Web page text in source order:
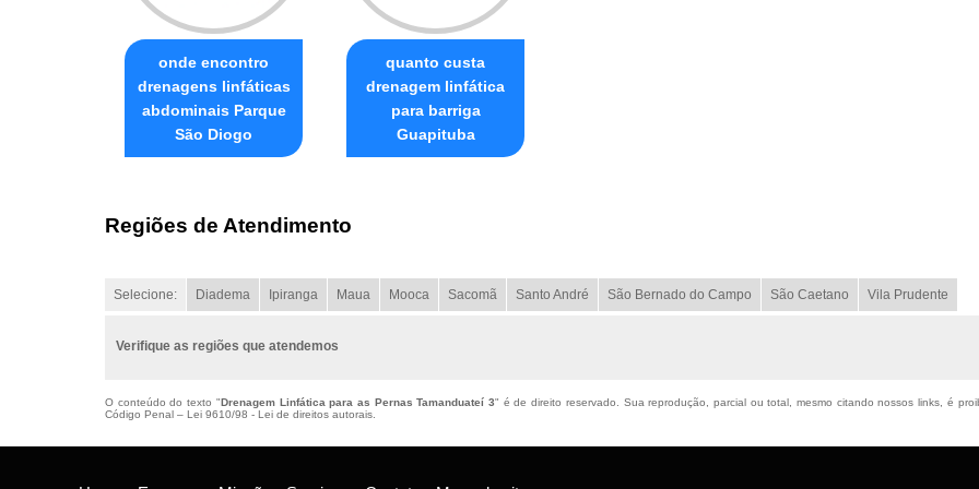
onde encontro
drenagens linfáticas
abdominais Parque
São Diogo
quanto custa
drenagem linfática
para barriga
Guapituba
Regiões de Atendimento
Selecione: Diadema Ipiranga Maua Mooca Sacomã Santo André São Bernado do Campo São Caetano Vila Prudente
Verifique as regiões que atendemos
O conteúdo do texto "Drenagem Linfática para as Pernas Tamanduateí 3" é de direito reservado. Sua reprodução, parcial ou total, mesmo citando nossos links, é
Código Penal – Lei 9610/98 - Lei de direitos autorais